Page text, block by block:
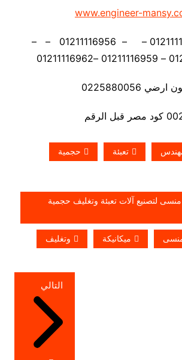
www.engineer-
موبايل: 01211116954 – – 01211116956 – –
0225880056
مصر قبل الرقم
تعبئة حجمية
لتصنيع آلات تعبئة وتغليف حجمية
ميكانيكة وتغليف
التالي